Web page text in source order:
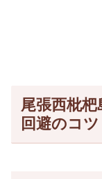
尾張西枇
回避のコツ